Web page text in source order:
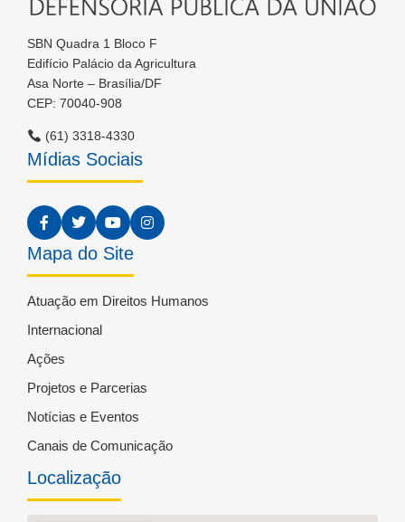
SBN Quadra 1 Bloco F
Edifício Palácio da Agricultura
Asa Norte – Brasília/DF
CEP: 70040-908
(61) 3318-4330
Mídias Sociais
Mapa do Site
Atuação em Direitos Humanos
Internacional
Ações
Projetos e Parcerias
Notícias e Eventos
Canais de Comunicação
Localização